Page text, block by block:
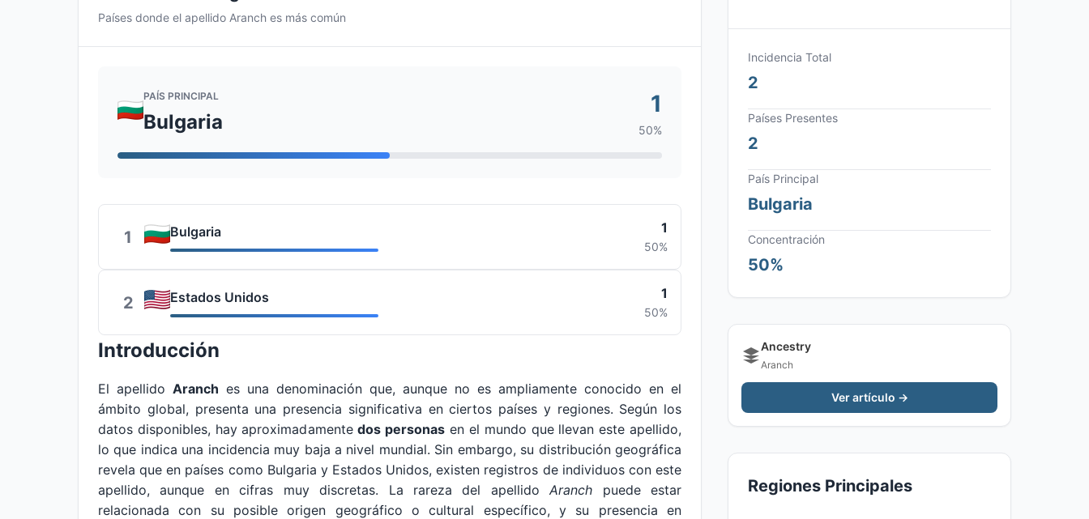
Países donde el apellido Aranch es más común
PAÍS PRINCIPAL
Bulgaria
1
50%
1 Bulgaria 1
50%
2 Estados Unidos 1
50%
Introducción
El apellido Aranch es una denominación que, aunque no es ampliamente conocido en el
ámbito global, presenta una presencia significativa en ciertos países y regiones. Según los
datos disponibles, hay aproximadamentedos personas en el mundo que llevan este apellido,
lo que indica una incidencia muy baja a nivel mundial. Sin embargo, su distribución geográfica
revela que en países como Bulgaria y Estados Unidos, existen registros de individuos con este
apellido, aunque en cifras muy discretas. La rareza del apellidoAranch puede estar
relacionada con su posible origen geográfico o cultural específico, y su presencia en
Incidencia Total
2
Países Presentes
2
País Principal
Bulgaria
Concentración
50%
Ancestry
Aranch
Ver artículo →
Regiones Principales